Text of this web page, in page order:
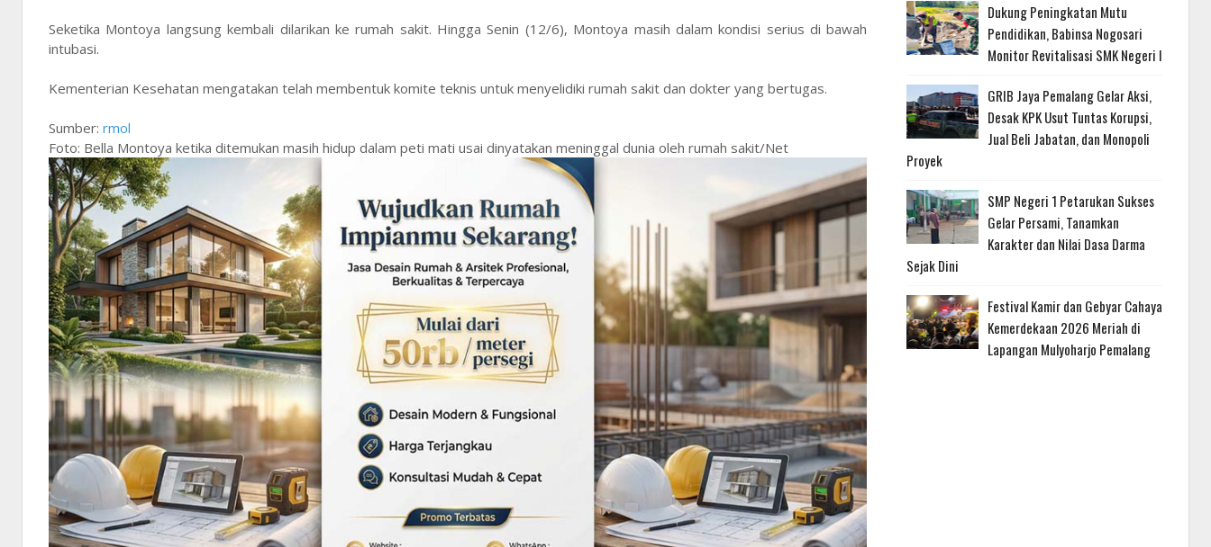
Seketika Montoya langsung kembali dilarikan ke rumah sakit. Hingga Senin (12/6), Montoya masih dalam kondisi serius di bawah
intubasi.
Kementerian Kesehatan mengatakan telah membentuk komite teknis untuk menyelidiki rumah sakit dan dokter yang bertugas.
Sumber: rmol
Foto: Bella Montoya ketika ditemukan masih hidup dalam peti mati usai dinyatakan meninggal dunia oleh rumah sakit/Net
Dukung Peningkatan Mutu
Pendidikan, Babinsa Nogosari
Monitor Revitalisasi SMK Negeri I
GRIB Jaya Pemalang Gelar Aksi,
Desak KPK Usut Tuntas Korupsi,
Jual Beli Jabatan, dan Monopoli
Proyek
SMP Negeri 1 Petarukan Sukses
Gelar Persami, Tanamkan
Karakter dan Nilai Dasa Darma
Sejak Dini
Festival Kamir dan Gebyar Cahaya
Kemerdekaan 2026 Meriah di
Lapangan Mulyoharjo Pemalang